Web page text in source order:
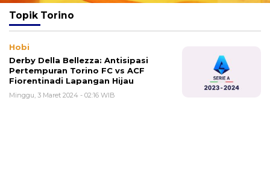
Topik Torino
Hobi
Derby Della Bellezza: Antisipasi
Pertempuran Torino FC vs ACF
Fiorentinadi Lapangan Hijau
Minggu, 3 Maret 2024 - 02:16 WIB